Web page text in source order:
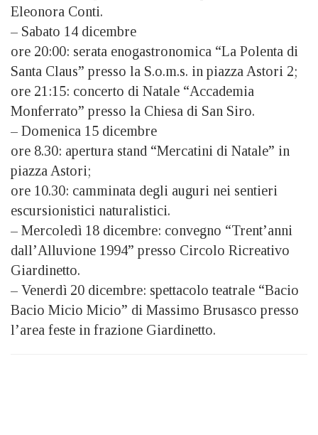
Eleonora Conti.
– Sabato 14 dicembre
ore 20:00: serata enogastronomica “La Polenta di
Santa Claus” presso la S.o.m.s. in piazza Astori 2;
ore 21:15: concerto di Natale “Accademia
Monferrato” presso la Chiesa di San Siro.
– Domenica 15 dicembre
ore 8.30: apertura stand “Mercatini di Natale” in
piazza Astori;
ore 10.30: camminata degli auguri nei sentieri
escursionistici naturalistici.
– Mercoledì 18 dicembre: convegno “Trent’anni
dall’Alluvione 1994” presso Circolo Ricreativo
Giardinetto.
– Venerdì 20 dicembre: spettacolo teatrale “Bacio
Bacio Micio Micio” di Massimo Brusasco presso
l’area feste in frazione Giardinetto.